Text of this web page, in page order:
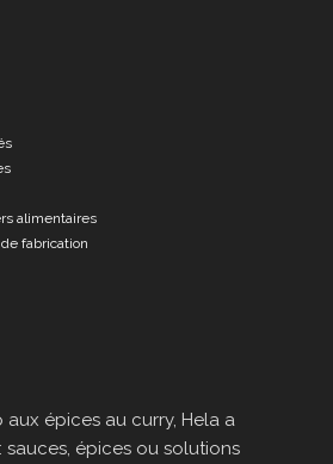
alimentaires
fabrication
épices au curry, Hela a
sauces, épices ou solutions